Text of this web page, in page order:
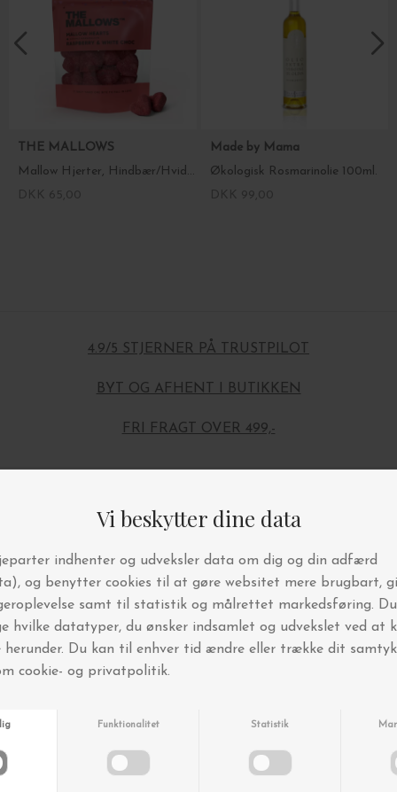
THE MALLOWS
Mallow Hjerter, Hindbær/Hvid chokolade
Made by Mama
Økologisk Rosmarinolie 100ml.
4.9/5 STJERNER PÅ TRUSTPILOT
BYT OG AFHENT I BUTIKKEN
FRI FRAGT OVER 499,-
Andre købte også